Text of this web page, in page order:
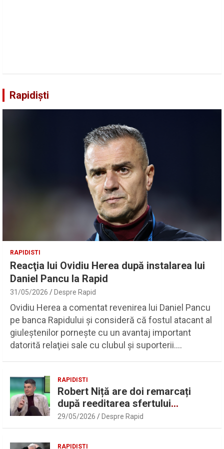
Rapidiști
RAPIDISTI
Reacţia lui Ovidiu Herea după instalarea lui
Daniel Pancu la Rapid
31/05/2026 Despre Rapid
Ovidiu Herea a comentat revenirea lui Daniel Pancu
pe banca Rapidului şi consideră că fostul atacant al
giuleştenilor porneşte cu un avantaj important
datorită relaţiei sale cu clubul şi suporterii.…
RAPIDISTI
Robert Niță are doi remarcați
după reeditarea sfertului
UEFAntastic: „Lideri în teren” |
Sport.ro
29/05/2026 Despre Rapid
RAPIDISTI